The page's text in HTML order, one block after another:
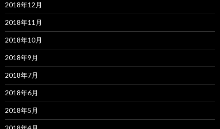
2018年12月
2018年11月
2018年10月
2018年9月
2018年7月
2018年6月
2018年5月